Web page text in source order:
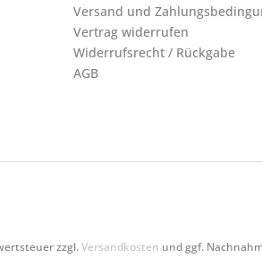
Versand und
Vertrag widerrufen
Widerrufsrecht / Rückgabe
AGB
zzgl.Versandkosten und ggf.